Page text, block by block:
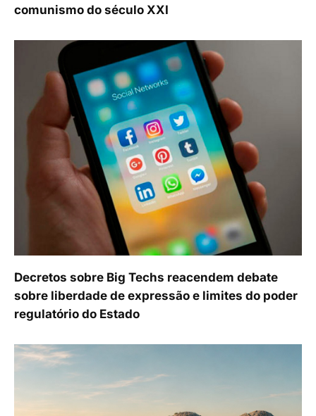
comunismo do século XXI
Decretos sobre Big Techs reacendem debate
sobre liberdade de expressão e limites do poder
regulatório do Estado